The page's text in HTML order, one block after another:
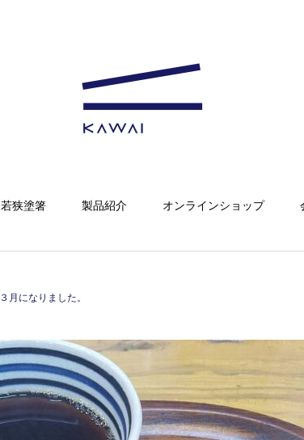
若狭塗箸 製品紹介 オンラインショップ
３月になりました。